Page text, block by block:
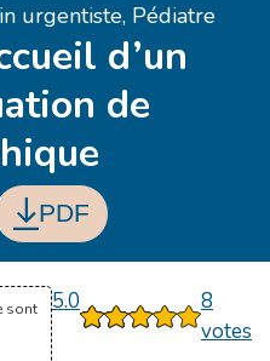
urgentiste, Pédiatre
d’un
de
PDF
sont
5.0
1
2
3
4
5
8
votes